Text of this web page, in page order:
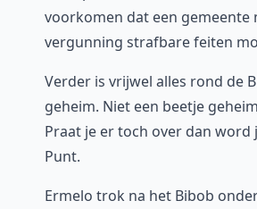
voorkomen dat een gemeente
vergunning strafbare feiten
Verder is vrijwel alles rond de
geheim. Niet een beetje
Praat je er toch over dan word
Punt.
Ermelo trok na het Bibob